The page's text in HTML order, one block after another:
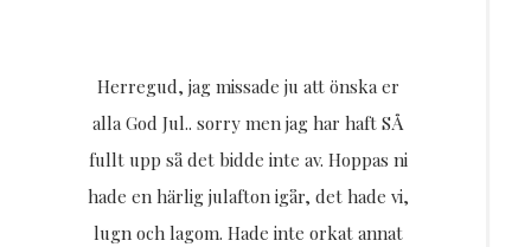
Herregud, jag missade ju att önska er
alla God Jul.. sorry men jag har haft SÅ
fullt upp så det bidde inte av. Hoppas ni
hade en härlig julafton igår, det hade vi,
lugn och lagom. Hade inte orkat annat